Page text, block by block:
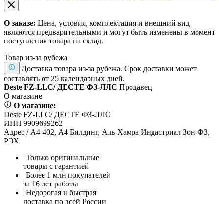
О заказе: Цена, условия, комплектация и внешний вид
являются предварительными и могут быть изменены в момент
поступления товара на склад.
Товар из-за рубежа
Доставка товара из-за рубежа. Срок доставки может
составлять от 25 календарных дней.
Deste FZ-LLC/ ДЕСТЕ ФЗ-ЛЛС Продавец
О магазине
О магазине:
Deste FZ-LLC/ ДЕСТЕ ФЗ-ЛЛС
ИНН 9909699262
Адрес / А4-402, А4 Билдинг, Аль-Хамра Индастриал Зон-ФЗ,
РЭХ
Только оригинальные
товары с гарантией
Более 1 млн покупателей
за 16 лет работы
Недорогая и быстрая
доставка по всей России